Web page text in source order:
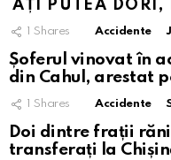
AȚI PUTEA DORI,
1 Shares Accidente
Șoferul vinovat în
din Cahul, arestat
1 Shares Accidente
Doi dintre frații
transferați la